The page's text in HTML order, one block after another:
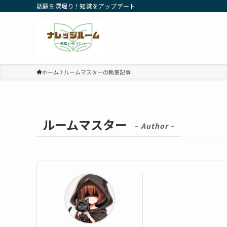
話題を深堀り！知識をアップデート
ホーム ルームマスターの執筆記事
ルームマスター – Author –